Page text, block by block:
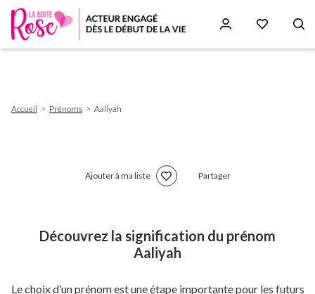
d'Ariane
Accueil Prénoms Aaliyah
Ajouter à ma liste Partager
Découvrez la signification du prénom
Aaliyah
Le choix d’un prénom est une étape importante pour les futurs